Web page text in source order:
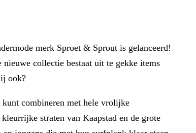
merk Sproet & Sprout is gelanceerd!
collectie bestaat uit te gekke items
ook?
combineren met hele vrolijke
straten van Kaapstad en de grote